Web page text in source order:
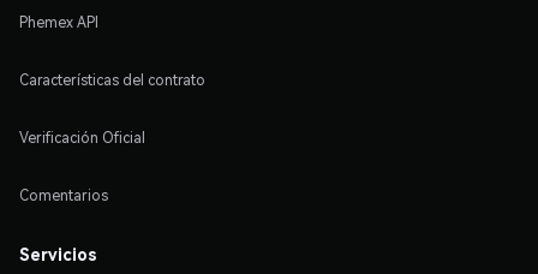
Phemex API
Características del contrato
Verificación Oficial
Comentarios
Servicios